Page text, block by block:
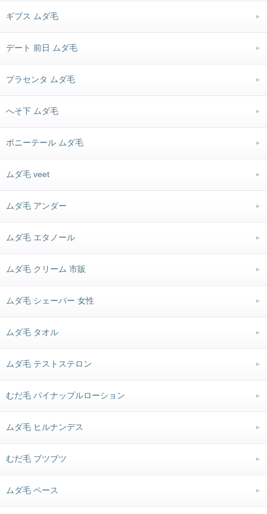
ギプス ムダ毛
デート 前日 ムダ毛
プラセンタ ムダ毛
へそ下 ムダ毛
ポニーテール ムダ毛
ムダ毛 veet
ムダ毛 アンダー
ムダ毛 エタノール
ムダ毛 クリーム 市販
ムダ毛 シェーバー 女性
ムダ毛 タオル
ムダ毛 テストステロン
むだ毛 パイナップルローション
ムダ毛 ヒルナンデス
むだ毛 ブツブツ
ムダ毛 ペース